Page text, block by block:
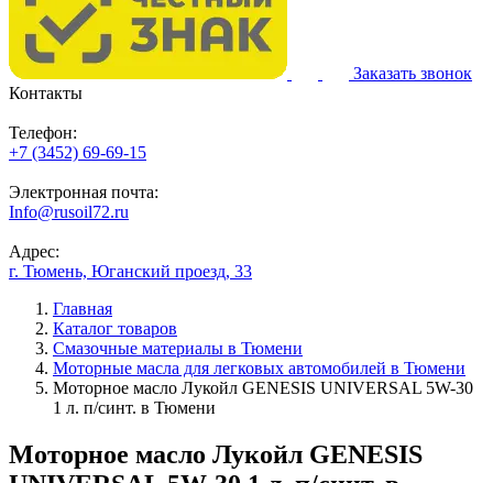
Заказать звонок
Контакты
Телефон:
+7 (3452) 69-69-15
Электронная почта:
Info@rusoil72.ru
Адрес:
г. Тюмень, Юганский проезд, 33
Главная
Каталог товаров
Смазочные материалы в Тюмени
Моторные масла для легковых автомобилей в Тюмени
Моторное масло Лукойл GENESIS UNIVERSAL 5W-30
1 л. п/синт. в Тюмени
Моторное масло Лукойл GENESIS